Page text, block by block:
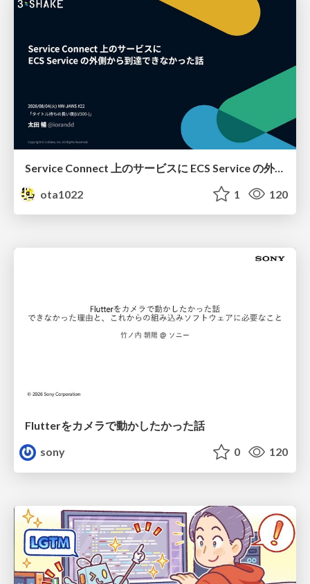
Service Connect 上のサービスに ECS Service の外側から到達できなかった話
ota1022
1 120
Flutterをカメラで動かしたかった話
sony
0 120